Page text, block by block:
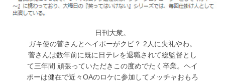
日刊大衆。
ガキ使の菅さんとヘイポーがクビ？ 2人に失礼やわ。
菅さんは数年前に既に日テレを退職されて総監督とし
て三年間 頑張っていただきこの度めでたく卒業。ヘイ
ポーは健在で近々OAのロケに参加してメッチャおもろ